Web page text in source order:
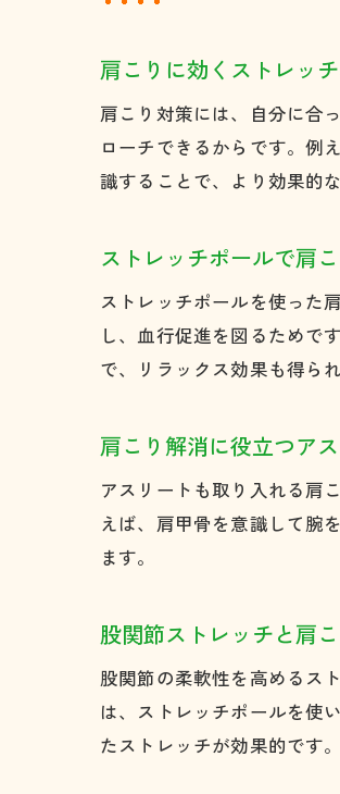
肩こりに効くストレッ
肩こり対策には、自分に合
ローチできるからです。例
識することで、より効果的
ストレッチポールで肩
ストレッチポールを使った
し、血行促進を図るためで
で、リラックス効果も得られ
肩こり解消に役立つア
アスリートも取り入れる肩
えば、肩甲骨を意識して腕
ます。
股関節ストレッチと肩
股関節の柔軟性を高めるス
は、ストレッチポールを使
たストレッチが効果的です。